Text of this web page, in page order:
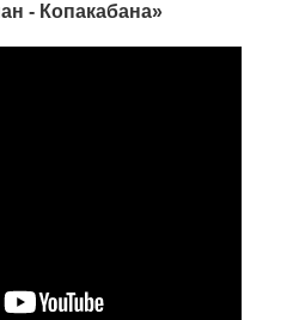
- Копакабана»